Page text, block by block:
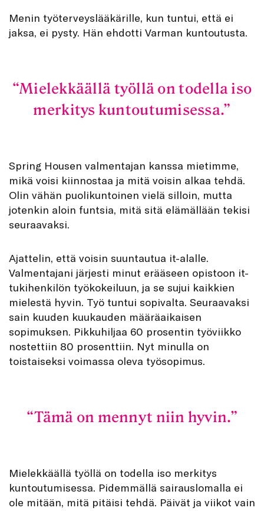
Menin työterveyslääkärille, kun tuntui, että ei
jaksa, ei pysty. Hän ehdotti Varman kuntoutusta.
Mielekkäällä työllä on todella iso
merkitys kuntoutumisessa.
Spring Housen valmentajan kanssa mietimme,
mikä voisi kiinnostaa ja mitä voisin alkaa tehdä.
Olin vähän puolikuntoinen vielä silloin, mutta
jotenkin aloin funtsia, mitä sitä elämällään tekisi
seuraavaksi.
Ajattelin, että voisin suuntautua it-alalle.
Valmentajani järjesti minut erääseen opistoon it-
tukihenkilön työkokeiluun, ja se sujui kaikkien
mielestä hyvin. Työ tuntui sopivalta. Seuraavaksi
sain kuuden kuukauden määräaikaisen
sopimuksen. Pikkuhiljaa 60 prosentin työviikko
nostettiin 80 prosenttiin. Nyt minulla on
toistaiseksi voimassa oleva työsopimus.
Tämä on mennyt niin hyvin.
Mielekkäällä työllä on todella iso merkitys
kuntoutumisessa. Pidemmällä sairauslomalla ei
ole mitään, mitä pitäisi tehdä. Päivät ja viikot vain